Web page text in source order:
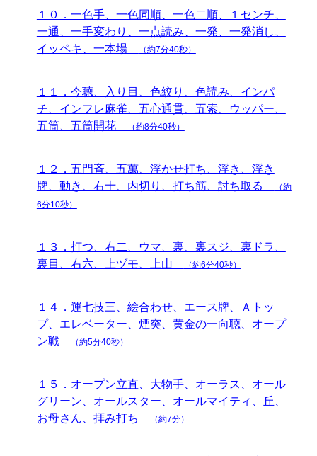
１０．一色手、一色同順、一色二順、１センチ、
一通、一手変わり、一点読み、一発、一発消し、
イッペキ、一本場
（約7分40秒）
１１．今聴、入り目、色絞り、色読み、インパ
チ、インフレ麻雀、五心通貫、五索、ウッパー、
五筒、五筒開花
（約8分40秒）
１２．五門斉、五萬、浮かせ打ち、浮き、浮き
牌、動き、右十、内切り、打ち筋、討ち取る
（約
6分10秒）
１３．打つ、右二、ウマ、裏、裏スジ、裏ドラ、
裏目、右六、上ヅモ、上山
（約6分40秒）
１４．運七技三、絵合わせ、エース牌、Ａトッ
プ、エレベーター、煙突、黄金の一向聴、オープ
ン戦
（約5分40秒）
１５．オープン立直、大物手、オーラス、オール
グリーン、オールスター、オールマイティ、丘、
お母さん、拝み打ち
（約7分）